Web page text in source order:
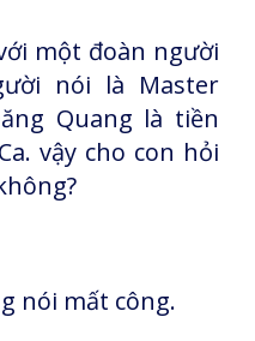
một đoàn người
nói là Master
Quang là tiền
vậy cho con hỏi
nói mất công.